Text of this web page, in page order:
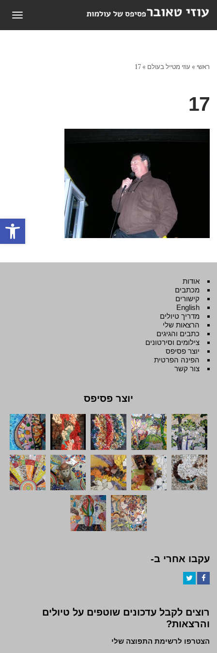
פתח
ראשי » עוזי מטייל בעולם »
17
17
אודות
מכתבים
קישורים
English
מדריך טיולים
הרצאות שלי
כתבים והגיגים
צילומים וסירטונים
יוצר פסיפס
הפינה הפרטית
צור קשר
יוצר פסיפס
עקבו אחרי ב-
רוצים לקבל עדכונים שוטפים על טיולים
והרצאות?
הצטרפו לרשימת התפוצה שלי